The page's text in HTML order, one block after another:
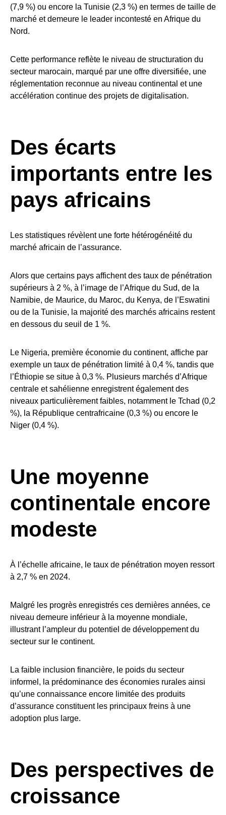
(7,9 %) ou encore la Tunisie (2,3 %) en termes de taille de
marché et demeure le leader incontesté en Afrique du
Nord.
Cette performance reflète le niveau de structuration du
secteur marocain, marqué par une offre diversifiée, une
réglementation reconnue au niveau continental et une
accélération continue des projets de digitalisation.
Des écarts
importants entre les
pays africains
Les statistiques révèlent une forte hétérogénéité du
marché africain de l’assurance.
Alors que certains pays affichent des taux de pénétration
supérieurs à 2 %, à l’image de l’Afrique du Sud, de la
Namibie, de Maurice, du Maroc, du Kenya, de l’Eswatini
ou de la Tunisie, la majorité des marchés africains restent
en dessous du seuil de 1 %.
Le Nigeria, première économie du continent, affiche par
exemple un taux de pénétration limité à 0,4 %, tandis que
l’Éthiopie se situe à 0,3 %. Plusieurs marchés d’Afrique
centrale et sahélienne enregistrent également des
niveaux particulièrement faibles, notamment le Tchad (0,2
%), la République centrafricaine (0,3 %) ou encore le
Niger (0,4 %).
Une moyenne
continentale encore
modeste
À l’échelle africaine, le taux de pénétration moyen ressort
à 2,7 % en 2024.
Malgré les progrès enregistrés ces dernières années, ce
niveau demeure inférieur à la moyenne mondiale,
illustrant l’ampleur du potentiel de développement du
secteur sur le continent.
La faible inclusion financière, le poids du secteur
informel, la prédominance des économies rurales ainsi
qu’une connaissance encore limitée des produits
d’assurance constituent les principaux freins à une
adoption plus large.
Des perspectives de
croissance